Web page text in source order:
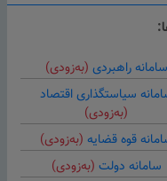
سامانه راهبردی (به‌زودی)
سیاستگذاری اقتصاد
(به‌زودی)
قوه قضایه (به‌زودی)
سامانه دولت (به‌زودی)